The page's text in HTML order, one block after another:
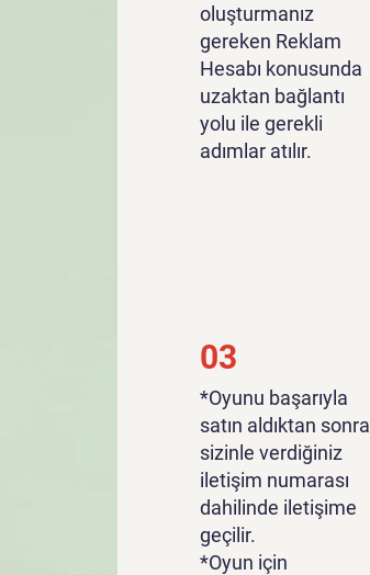
oluşturmanız
gereken Reklam
Hesabı konusunda
uzaktan bağlantı
yolu ile gerekli
adımlar atılır.
03
*Oyunu başarıyla
satın aldıktan sonra
sizinle verdiğiniz
iletişim numarası
dahilinde iletişime
geçilir.
*Oyun için